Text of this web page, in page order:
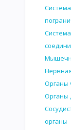
Органы
Органы
органы